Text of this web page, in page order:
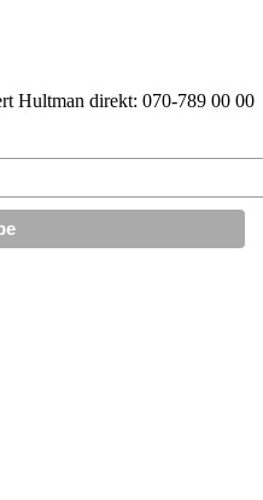
Hultman direkt: 070-789 00 00